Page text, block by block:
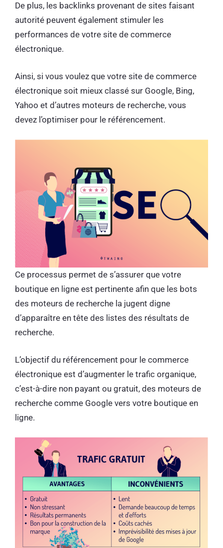
De plus, les backlinks provenant de sites faisant
autorité peuvent également stimuler les
performances de votre site de commerce
électronique.
Ainsi, si vous voulez que votre site de commerce
électronique soit mieux classé sur Google, Bing,
Yahoo et d’autres moteurs de recherche, vous
devez l’optimiser pour le référencement.
Ce processus permet de s’assurer que votre
boutique en ligne est pertinente afin que les bots
des moteurs de recherche la jugent digne
d’apparaître en tête des listes des résultats de
recherche.
L’objectif du référencement pour le commerce
électronique est d’augmenter le trafic organique,
c’est-à-dire non payant ou gratuit, des moteurs de
recherche comme Google vers votre boutique en
ligne.